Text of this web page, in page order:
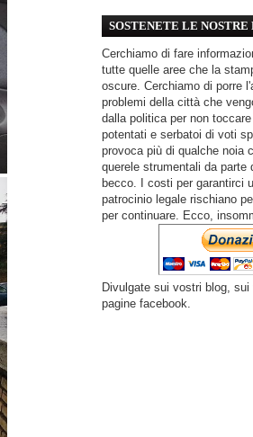
SOSTENETE LE
Cerchiamo di fare
tutte quelle aree che la
oscure. Cerchiamo di porre
problemi della città che
dalla politica per non
potentati e serbatoi di voti
provoca più di qualche noia
querele strumentali da parte
becco. I costi per garantirci
patrocinio legale rischiano
per continuare. Ecco,
Divulgate sui vostri blog,
pagine facebook.